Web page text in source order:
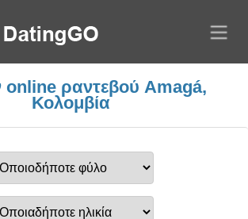
ραντεβού Amagá,
Κολομβία